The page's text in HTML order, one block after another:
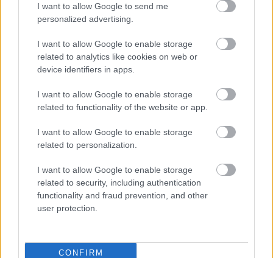
I want to allow Google to send me
personalized advertising.
I want to allow Google to enable storage
related to analytics like cookies on web or
device identifiers in apps.
I want to allow Google to enable storage
related to functionality of the website or app.
I want to allow Google to enable storage
related to personalization.
I want to allow Google to enable storage
related to security, including authentication
functionality and fraud prevention, and other
user protection.
CONFIRM
Εγγραφή